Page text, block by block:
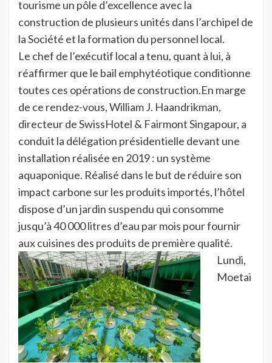
tourisme un pôle d’excellence avec la
construction de plusieurs unités dans l’archipel de
la Société et la formation du personnel local.
Le chef de l’exécutif local a tenu, quant à lui, à
réaffirmer que le bail emphytéotique conditionne
toutes ces opérations de construction.En marge
de ce rendez-vous, William J. Haandrikman,
directeur de SwissHotel & Fairmont Singapour, a
conduit la délégation présidentielle devant une
installation réalisée en 2019 : un système
aquaponique. Réalisé dans le but de réduire son
impact carbone sur les produits importés, l’hôtel
dispose d’un jardin suspendu qui consomme
jusqu’à 40 000 litres d’eau par mois pour fournir
aux cuisines des produits de première qualité.
Lundi,
Moetai